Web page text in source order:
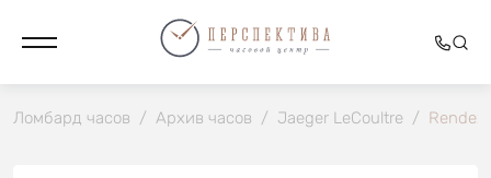
Ломбард часов / Архив часов / Jaeger LeCoultre /